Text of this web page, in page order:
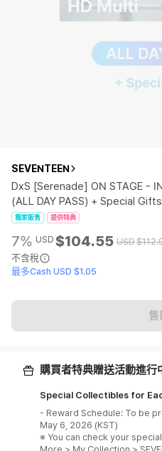
SEVENTEEN
DxS [Serenade] ON STAGE -
(ALL DAY PASS) + Special Gifts
獨家販售 提供特典
7% USD $104.55 USD
不含稅
最多Cash USD $1.05
售
購買者特典贈送活動進行
Special Collectibles for
- Reward Schedule: To be
May 6, 2026 (KST)
※ You can check your